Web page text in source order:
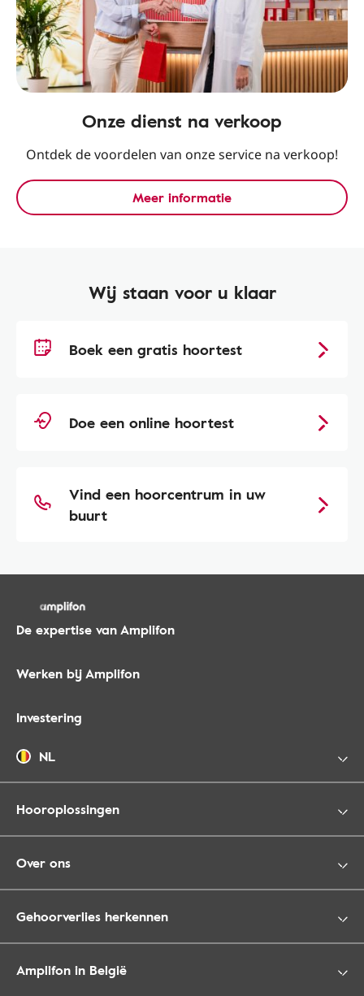
Onze dienst na verkoop
Ontdek de voordelen van onze service na verkoop!
Meer informatie
Wij staan voor u klaar
Boek een gratis hoortest
Doe een online hoortest
Vind een hoorcentrum in uw
buurt
De expertise van Amplifon
Werken bij Amplifon
Investering
NL
Hooroplossingen
Over ons
Gehoorverlies herkennen
Amplifon in België